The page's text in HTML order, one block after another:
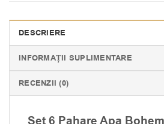
DESCRIERE
INFORMAȚII SUPLIMENTARE
RECENZII (0)